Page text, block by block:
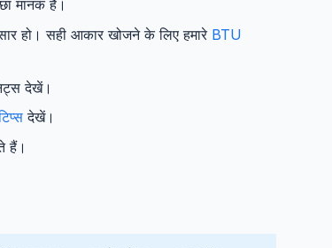
मानक हैं।
हो। सही आकार खोजने के लिए हमारे BTU
देखें।
देखें।
हैं।